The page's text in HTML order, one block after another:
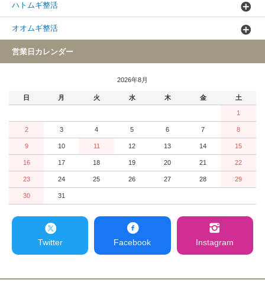
ハトムギ整活
オオムギ整活
営業日カレンダー
2026年8月
日 月 火 水 木 金 土
1
2 3 4 5 6 7 8
9 10 11 12 13 14 15
16 17 18 19 20 21 22
23 24 25 26 27 28 29
30 31
Twitter Facebook Instagram